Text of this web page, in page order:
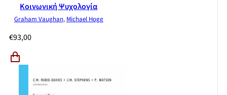
Κοινωνική Ψυχολογία
Graham Vaughan, Michael Hogg
€93,00